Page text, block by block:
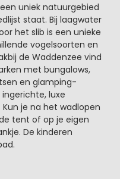
uniek natuurgebied
staat. Bij laagwater
het slib is een unieke
vogelsoorten en
de Waddenzee vind
met bungalows,
en glamping-
luxe
je na het wadlopen
tent of op je eigen
De kinderen